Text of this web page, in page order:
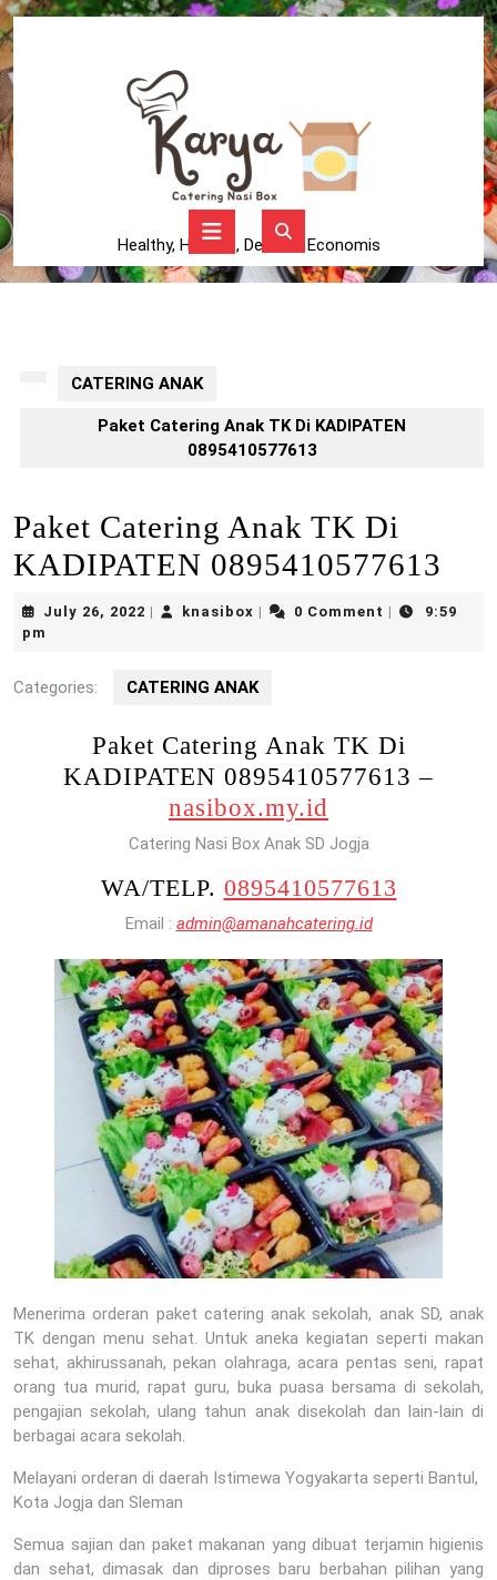
Skip
to
content
Healthy, Higienis, Delicius, Economis
Button
CATERING ANAK
Paket Catering Anak TK Di KADIPATEN
0895410577613
Paket Catering Anak TK Di
KADIPATEN 0895410577613
July 26, 2022 July
knasibox knasibox0 Comment
9:59
pm
Categories: CATERING ANAK
Paket Catering Anak TK Di
KADIPATEN 0895410577613 –
nasibox.my.id
Catering Nasi Box Anak SD Jogja
WA/TELP. 0895410577613
Email : admin@amanahcatering.id
Menerima orderan paket catering anak sekolah, anak SD, anak
TK dengan menu sehat. Untuk aneka kegiatan seperti makan
sehat, akhirussanah, pekan olahraga, acara pentas seni, rapat
orang tua murid, rapat guru, buka puasa bersama di sekolah,
pengajian sekolah, ulang tahun anak disekolah dan lain-lain di
berbagai acara sekolah.
Melayani orderan di daerah Istimewa Yogyakarta seperti Bantul,
Kota Jogja dan Sleman
Semua sajian dan paket makanan yang dibuat terjamin higienis
dan sehat, dimasak dan diproses baru berbahan pilihan yang